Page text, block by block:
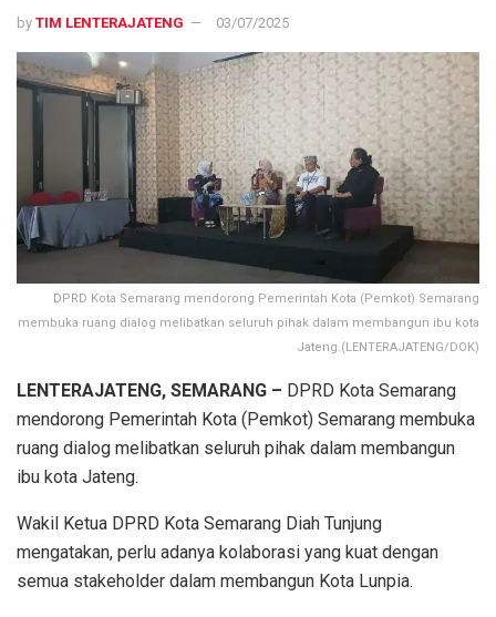
by TIM LENTERAJATENG 03/07/2025
DPRD Kota Semarang mendorong Pemerintah Kota (Pemkot) Semarang
membuka ruang dialog melibatkan seluruh pihak dalam membangun ibu kota
Jateng.(LENTERAJATENG/DOK)
LENTERAJATENG, SEMARANG – DPRD Kota Semarang
mendorong Pemerintah Kota (Pemkot) Semarang membuka
ruang dialog melibatkan seluruh pihak dalam membangun
ibu kota Jateng.
Wakil Ketua DPRD Kota Semarang Diah Tunjung
mengatakan, perlu adanya kolaborasi yang kuat dengan
semua stakeholder dalam membangun Kota Lunpia.